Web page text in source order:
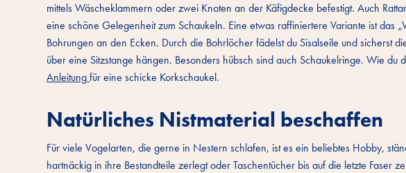
mittels Wäscheklammern oder zwei Knoten an der Käfigdecke befestigt. Auch
eine schöne Gelegenheit zum Schaukeln. Eine etwas raffiniertere Variante ist das
Bohrungen an den Ecken. Durch die Bohrlöcher fädelst du Sisalseile und sicherst
über eine Sitzstange hängen. Besonders hübsch sind auch Schaukelringe. Wie du
Anleitung für eine schicke Korkschaukel.
Natürliches Nistmaterial beschaffen
Für viele Vogelarten, die gerne in Nestern schlafen, ist es ein beliebtes Hobby,
hartnäckig in ihre Bestandteile zerlegt oder Taschentücher bis auf die letzte Faser